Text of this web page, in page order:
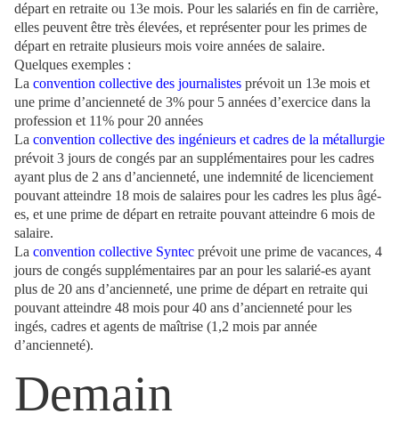
départ en retraite ou 13e mois. Pour les salariés en fin de carrière,
elles peuvent être très élevées, et représenter pour les primes de
départ en retraite plusieurs mois voire années de salaire.
Quelques exemples :
La convention collective des journalistes prévoit un 13e mois et
une prime d’ancienneté de 3% pour 5 années d’exercice dans la
profession et 11% pour 20 années
La convention collective des ingénieurs et cadres de la métallurgie
prévoit 3 jours de congés par an supplémentaires pour les cadres
ayant plus de 2 ans d’ancienneté, une indemnité de licenciement
pouvant atteindre 18 mois de salaires pour les cadres les plus âgé-
es, et une prime de départ en retraite pouvant atteindre 6 mois de
salaire.
La convention collective Syntec prévoit une prime de vacances, 4
jours de congés supplémentaires par an pour les salarié-es ayant
plus de 20 ans d’ancienneté, une prime de départ en retraite qui
pouvant atteindre 48 mois pour 40 ans d’ancienneté pour les
ingés, cadres et agents de maîtrise (1,2 mois par année
d’ancienneté).
Demain